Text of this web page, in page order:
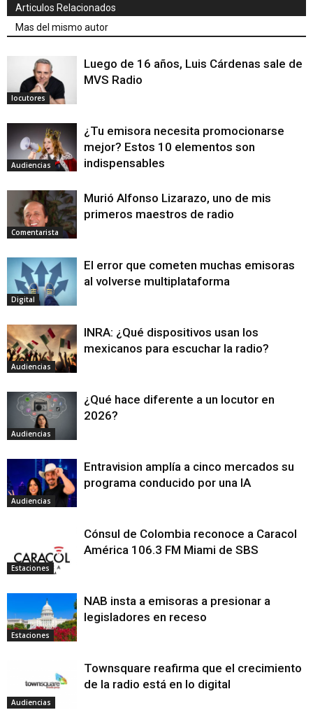
Articulos Relacionados
Mas del mismo autor
locutores
Luego de 16 años, Luis Cárdenas sale de
MVS Radio
Audiencias
¿Tu emisora necesita promocionarse
mejor? Estos 10 elementos son
indispensables
Comentarista
Murió Alfonso Lizarazo, uno de mis
primeros maestros de radio
Digital
El error que cometen muchas emisoras
al volverse multiplataforma
Audiencias
INRA: ¿Qué dispositivos usan los
mexicanos para escuchar la radio?
Audiencias
¿Qué hace diferente a un locutor en
2026?
Audiencias
Entravision amplía a cinco mercados su
programa conducido por una IA
Estaciones
Cónsul de Colombia reconoce a Caracol
América 106.3 FM Miami de SBS
Estaciones
NAB insta a emisoras a presionar a
legisladores en receso
Audiencias
Townsquare reafirma que el crecimiento
de la radio está en lo digital